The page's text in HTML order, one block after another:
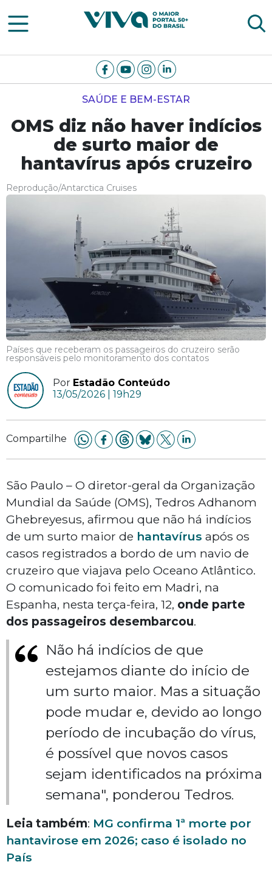
Viva Notícias
SAÚDE E BEM-ESTAR
OMS diz não haver indícios
de surto maior de
hantavírus após cruzeiro
Reprodução/Antarctica Cruises
Países que receberam os passageiros do cruzeiro serão
responsáveis pelo monitoramento dos contatos
Por Estadão Conteúdo
13/05/2026 | 19h29
Compartilhe
São Paulo – O diretor-geral da Organização
Mundial da Saúde (OMS), Tedros Adhanom
Ghebreyesus, afirmou que não há indícios
de um surto maior de hantavírus após os
casos registrados a bordo de um navio de
cruzeiro que viajava pelo Oceano Atlântico.
O comunicado foi feito em Madri, na
Espanha, nesta terça-feira, 12, onde parte
dos passageiros desembarcou.
Não há indícios de que
estejamos diante do início de
um surto maior. Mas a situação
pode mudar e, devido ao longo
período de incubação do vírus,
é possível que novos casos
sejam identificados na próxima
semana", ponderou Tedros.
Leia também: MG confirma 1ª morte por
hantavirose em 2026; caso é isolado no
País